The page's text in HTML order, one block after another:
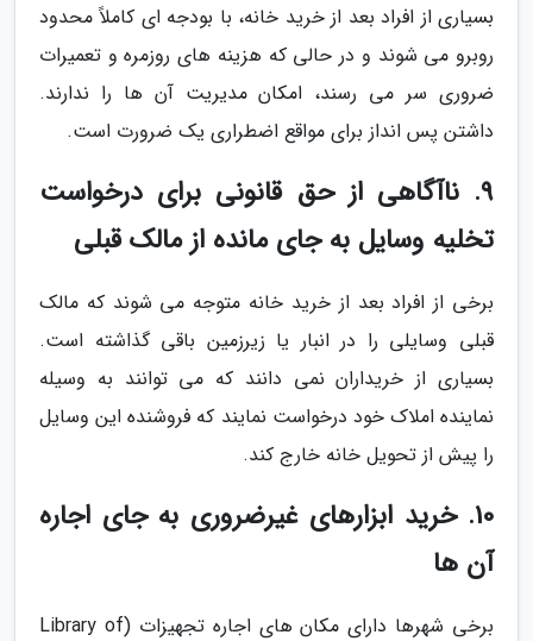
بسیاری از افراد بعد از خرید خانه، با بودجه ای کاملاً محدود
روبرو می شوند و در حالی که هزینه های روزمره و تعمیرات
ضروری سر می رسند، امکان مدیریت آن ها را ندارند.
داشتن پس انداز برای مواقع اضطراری یک ضرورت است.
9. ناآگاهی از حق قانونی برای درخواست
تخلیه وسایل به جای مانده از مالک قبلی
برخی از افراد بعد از خرید خانه متوجه می شوند که مالک
قبلی وسایلی را در انبار یا زیرزمین باقی گذاشته است.
بسیاری از خریداران نمی دانند که می توانند به وسیله
نماینده املاک خود درخواست نمایند که فروشنده این وسایل
را پیش از تحویل خانه خارج کند.
10. خرید ابزارهای غیرضروری به جای اجاره
آن ها
برخی شهرها دارای مکان های اجاره تجهیزات (Library of